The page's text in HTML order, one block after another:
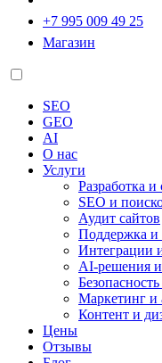
+7 995 009 49 25
Магазин
SEO
GEO
AI
О нас
Услуги
Разработка и
SEO и
Аудит сайтов
Поддержка и
Интеграции
AI-решения
Маркетинг и
Контент и
Цены
Отзывы